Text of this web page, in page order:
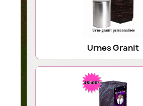
Urnes Granit